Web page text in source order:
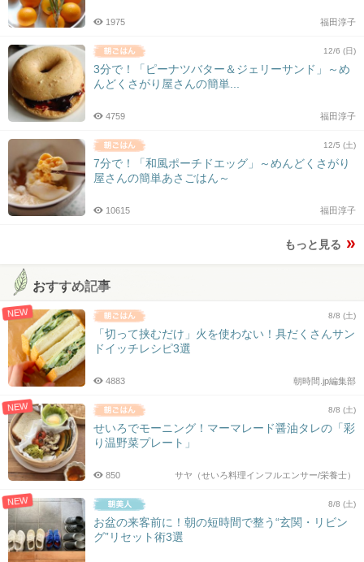
福田淳子
1975
12/6 (日)
3分で！「ピーナツバター＆ジェリーサンド」～め
んどくさがり屋さんの簡単...
福田淳子
4759
12/5 (土)
7分で！「和風ポーチドエッグ」～めんどくさがり
屋さんの簡単あさごはん～
福田淳子
10615
もっと見る
おすすめ記事
NEW 8/8 (土)
「切って挟むだけ」火を使わない！具だくさんサン
ドイッチレシピ3選
朝時間.jp編集部
4883
NEW 8/8 (土)
せいろでモーニング！マーマレード醤油タレの「彩
り温野菜プレート」
サヤ（せいろ料理インフルエンサー/栄養士）
850
NEW 8/8 (土)
お盆の来客前に！朝の短時間で整う“玄関・リビン
グ”リセット術3選